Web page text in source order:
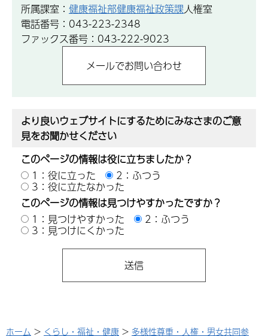
所属課室： 健康福祉部健康福祉政策課人権室
電話番号：043-223-2348
ファックス番号：043-222-9023
より良いウェブサイトにするためにみなさまのご意
見をお聞かせください
このページの情報は役に立ちましたか？
1：役に立った
2：ふつう
3：役に立たなかった
このページの情報は見つけやすかったですか？
1：見つけやすかった
2：ふつう
3：見つけにくかった
ホーム > くらし・福祉・健康 > 多様性尊重・人権・男女共同参